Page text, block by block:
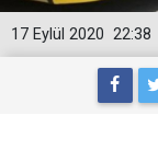
22:38
17 Eylül 2020